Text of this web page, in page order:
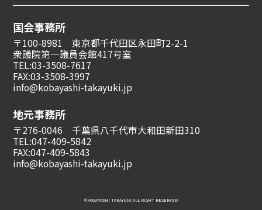
国会事務所
〒100-8981 東京都千代田区永田町2-2-1
衆議院第一議員会館417号室
TEL:03-3508-7617
FAX:03-3508-3997
info@kobayashi-takayuki.jp
地元事務所
〒276-0046 千葉県八千代市大和田新田310
TEL:047-409-5842
FAX:047-409-5843
info@kobayashi-takayuki.jp
©︎KOBAYASHI TAKAYUKI.ALL RIGHT RESERVED